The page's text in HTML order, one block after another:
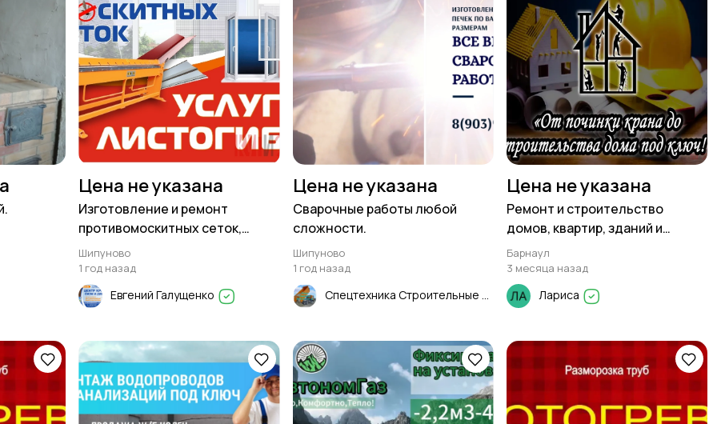
Цена не указана
Изготовление и ремонт
противомоскитных сеток,
услуги листогиба
Шипуново
1 год назад
Евгений Галущенко
Цена не указана
Сварочные работы любой
сложности.
Шипуново
1 год назад
Спецтехника Строительные Работы
Цена не указана
Ремонт и строительство
домов, квартир, зданий и
сооружений.
Барнаул
3 месяца назад
Лариса